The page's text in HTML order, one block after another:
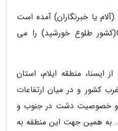
یا خبرنگاران) آمده است
طلوع خورشید) را می
ایسنا، منطقه ایلام، استان
کشور و در میان ارتفاعات
دو خصوصیت دشت در جنوب و
به همین جهت این منطقه به